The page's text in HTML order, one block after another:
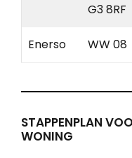
G3 8RF
Enerso WW 08
STAPPENPLAN
WONING